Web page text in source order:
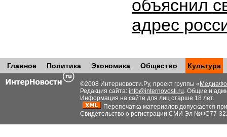
объяснил
адрес
Главное Политика Экономика Общество Культура
©2008 Интерновости.Ру, проект группы «
Редакция сайта: info@internovosti.ru. Общие и
Информация на сайте для лиц старше 18 лет.
Перепечатка материалов допускается
Свидетельство о регистрации СМИ Эл №ФС77-